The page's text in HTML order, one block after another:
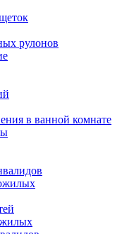
рулонов
в ванной комнате